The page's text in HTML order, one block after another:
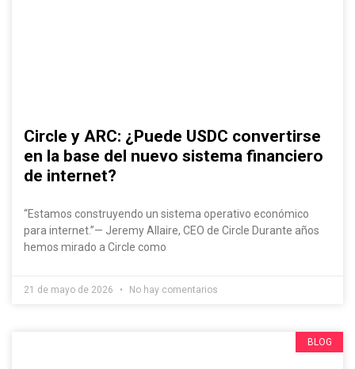
Circle y ARC: ¿Puede USDC convertirse
en la base del nuevo sistema financiero
de internet?
“Estamos construyendo un sistema operativo económico
para internet.”— Jeremy Allaire, CEO de Circle Durante años
hemos mirado a Circle como
21 de mayo de 2026 No hay comentarios
BLOG